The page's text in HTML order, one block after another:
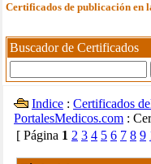
Certificados de publicación en
Buscador de Certificados
Indice : Certificados
PortalesMedicos.com :
[ Página 1 2 3 4 5 6 7 8 9